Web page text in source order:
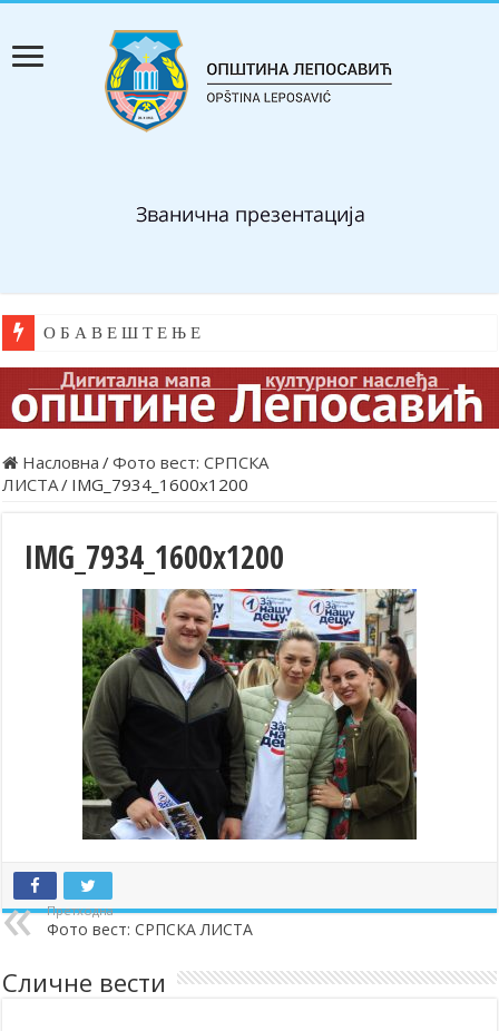
О Б А В Е Ш Т Е Њ Е
Насловна /Фото вест: СРПСКА
ЛИСТА/ IMG_7934_1600x1200
IMG_7934_1600x1200
Претходна
Фото вест: СРПСКА ЛИСТА
Сличне вести